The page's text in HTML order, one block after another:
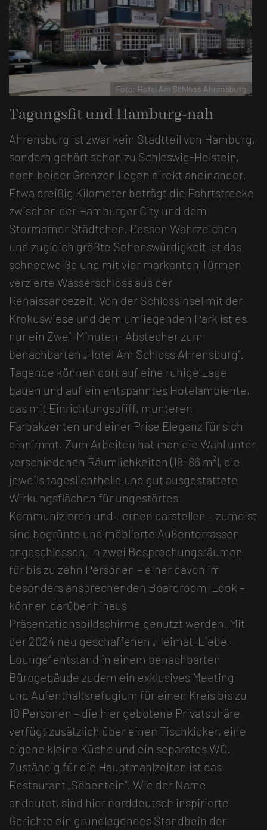
starstarstarstar
Foto: Hotel Am Schloss Ahrensburg
Tagungsfit und Hamburg-nah
Ahrensburg ist zwar kein Stadtteil von Hamburg,
sondern gehört schon zu Schleswig-Holstein,
doch beider Grenzen liegen direkt aneinander.
Etwa dreißig Kilometer beträgt die Fahrtstrecke
zwischen der Hamburger City und dem
Stormarner Städtchen. Dessen Wahrzeichen
und zugleich größte Sehenswürdigkeit ist das
schneeweiße und mit vier markanten Türmen
verzierte Wasserschloss aus der
Renaissancezeit. Von der Schlossinsel mit der
Krokuswiese und dem umliegenden Park ist es
nur ein Zwei-Minuten- Abstecher zum
benachbarten „Hotel Am Schloss Ahrensburg“.
Tagende können dort auf eine ruhige Lage
bauen und auf ein entspanntes Hotelambiente,
das mit Einrichtungspfiff, munteren
Farbakzenten und einer Prise Eleganz für sich
einnimmt. Zum Arbeiten hat man die Wahl unter
verschiedenen Räumlichkeiten (18–86 m²), die
jeweils tageslichthelle und gut ausgestattete
Wirkungsflächen für ungestörtes
Kommunizieren und Lernen darstellen – zumeist
sind begrünte und möblierte Außenterrassen
angeschlossen. In zwei Besprechungsräumen
für bis zu zehn Personen – einer davon im
besonders ansprechenden Boardroom-Look –
können darüber hinaus
Präsentationsbildschirme genutzt werden. Mit
der 2024 neu geschaffenen „Heimat-Liebe-
Lounge“ entstand in einem benachbarten
Bürogebäude zudem ein exklusives Meeting-
und Aufenthaltsrefugium für einen Kreis bis zu
10 Personen – die hier gebotene Privatsphäre
verfügt zusätzlich über einen Tischkicker, eine
eigene kleine Küche und ein separates WC.
Zuständig für die Hauptmahlzeiten ist das
Restaurant „Söbentein“. Wie der Name
andeutet, sind hier norddeutsch inspirierte
Gerichte ein grundlegendes Standbein der